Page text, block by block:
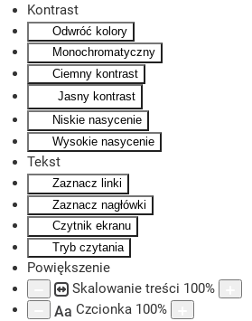
Kontrast
Odwróć kolory
Monochromatyczny
Ciemny kontrast
Jasny kontrast
Niskie nasycenie
Wysokie nasycenie
Tekst
Zaznacz linki
Zaznacz nagłówki
Czytnik ekranu
Tryb czytania
Powiększenie
Skalowanie treści 100%
Aa Czcionka 100%
Skip to main content